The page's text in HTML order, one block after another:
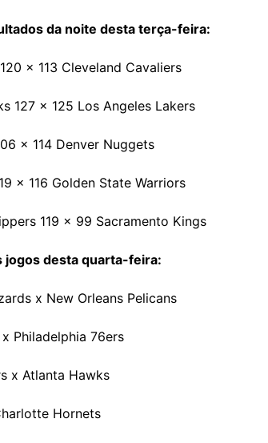
da noite desta terça-feira:
x 113 Cleveland Cavaliers
127 x 125 Los Angeles Lakers
x 114 Denver Nuggets
x 116 Golden State Warriors
119 x 99 Sacramento Kings
jogos desta quarta-feira:
x New Orleans Pelicans
Philadelphia 76ers
x Atlanta Hawks
Hornets